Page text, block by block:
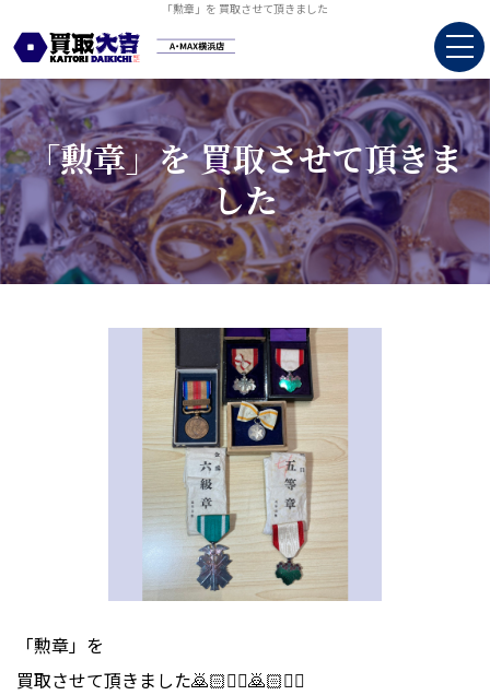
「勲章」を 買取させて頂きました
「勲章」を 買取させて頂きま
した
「勲章」を
買取させて頂きました🙇🏻🙇‍♂️🙇🏻🙇‍♂️